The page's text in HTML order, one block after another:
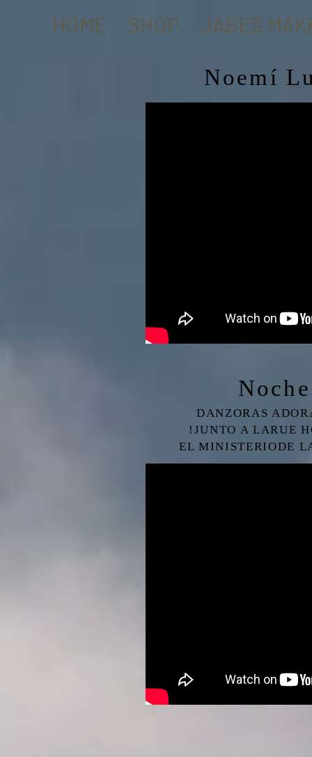
HOME SHOP JABES
Noemí
DANZORAS
!JUNTO A LARUE
EL MINISTERIODE